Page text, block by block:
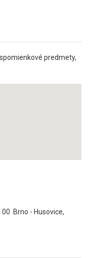
predmety,
Brno - Husovice,